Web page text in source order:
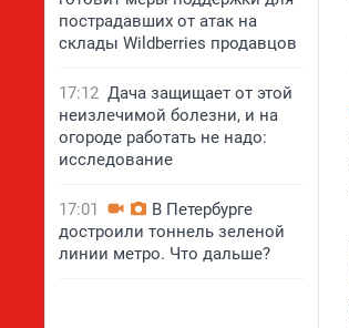
пострадавших от атак на
склады Wildberries продавцов
17:12 Дача защищает от этой
неизлечимой болезни, и на
огороде работать не надо:
исследование
17:01
В Петербурге
достроили тоннель зеленой
линии метро. Что дальше?